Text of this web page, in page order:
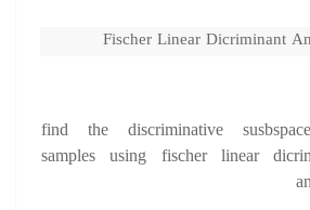
Fischer Linear Dicriminant
find the discriminative
samples using fischer linear